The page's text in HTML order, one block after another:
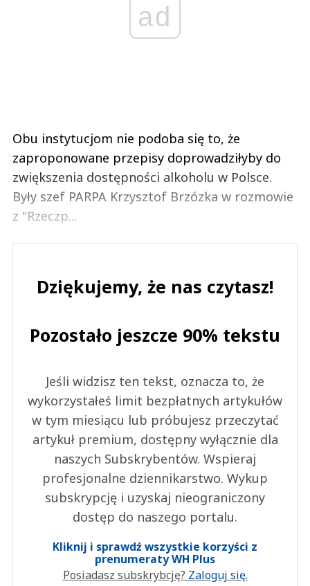
ad
Obu instytucjom nie podoba się to, że
zaproponowane przepisy doprowadziłyby do
zwiększenia dostępności alkoholu w Polsce.
Były szef PARPA Krzysztof Brzózka w rozmowie
z "Rzeczp...
Dziękujemy, że nas czytasz!
Pozostało jeszcze 90% tekstu
Jeśli widzisz ten tekst, oznacza to, że
wykorzystałeś limit bezpłatnych artykułów
w tym miesiącu lub próbujesz przeczytać
artykuł premium, dostępny wyłącznie dla
naszych Subskrybentów. Wspieraj
profesjonalne dziennikarstwo. Wykup
subskrypcję i uzyskaj nieograniczony
dostęp do naszego portalu.
Kliknij i sprawdź wszystkie korzyści z
prenumeraty WH Plus
Posiadasz subskrybcję? Zaloguj się.